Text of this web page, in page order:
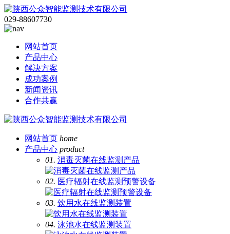
029-88607730
网站首页
产品中心
解决方案
成功案例
新闻资讯
合作共赢
网站首页 home
产品中心 product
01. 消毒灭菌在线监测产品
02. 医疗辐射在线监测预警设备
03. 饮用水在线监测装置
04. 泳池水在线监测装置